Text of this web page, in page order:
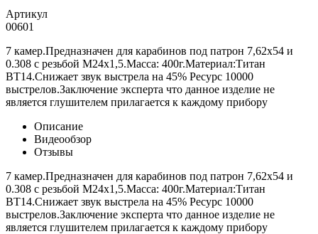
Артикул
00601
7 камер.Предназначен для карабинов под патрон 7,62х54 и
0.308 с резьбой М24х1,5.Масса: 400г.Материал:Титан
ВТ14.Снижает звук выстрела на 45% Ресурс 10000
выстрелов.Заключение эксперта что данное изделие не
является глушителем прилагается к каждому прибору
Описание
Видеообзор
Отзывы
7 камер.Предназначен для карабинов под патрон 7,62х54 и
0.308 с резьбой М24х1,5.Масса: 400г.Материал:Титан
ВТ14.Снижает звук выстрела на 45% Ресурс 10000
выстрелов.Заключение эксперта что данное изделие не
является глушителем прилагается к каждому прибору